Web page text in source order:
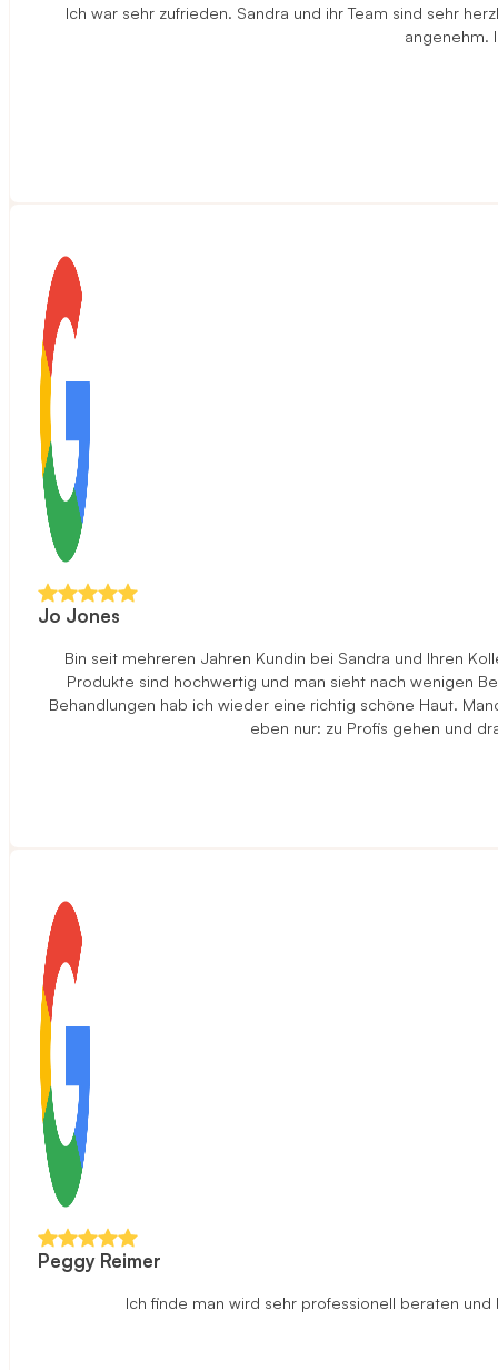
Ich war sehr zufrieden. Sandra und ihr Team sind sehr
angenehm.
Jo Jones
Bin seit mehreren Jahren Kundin bei Sandra und Ihren
Produkte sind hochwertig und man sieht nach wenigen
Behandlungen hab ich wieder eine richtig schöne Haut.
eben nur: zu Profis gehen und
Peggy Reimer
Ich finde man wird sehr professionell beraten